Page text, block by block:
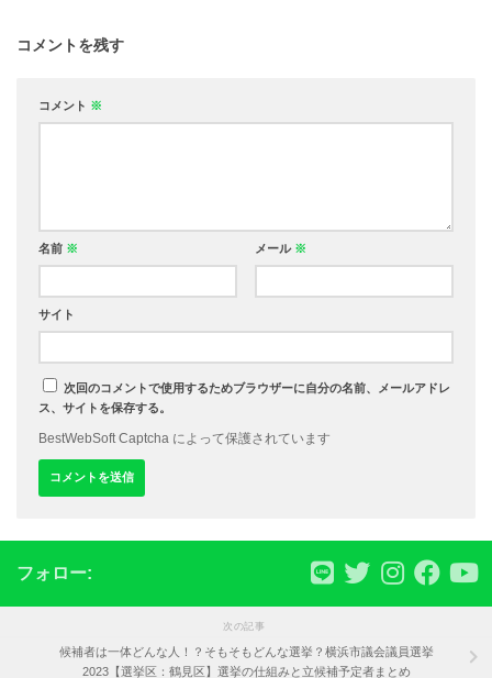
コメントを残す
コメント ※
名前 ※ メール ※
サイト
次回のコメントで使用するためブラウザーに自分の名前、メールアドレ
ス、サイトを保存する。
BestWebSoft Captcha によって保護されています
フォロー:
次の記事
候補者は一体どんな人！？そもそもどんな選挙？横浜市議会議員選挙
2023【選挙区：鶴見区】選挙の仕組みと立候補予定者まとめ